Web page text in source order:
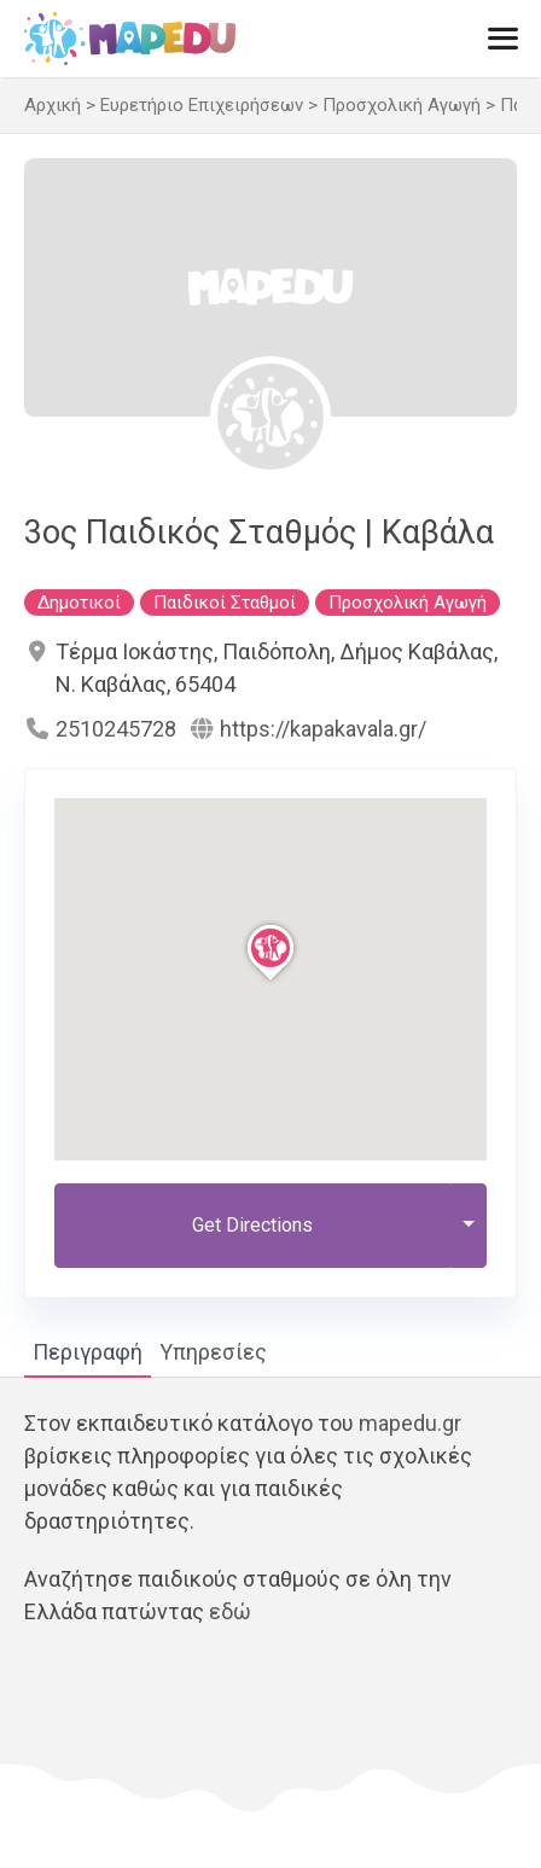
Μετάβαση
περιεχόμενο
Αρχική > Ευρετήριο Επιχειρήσεων > Προσχολική Αγωγή >
3ος Παιδικός Σταθμός | Καβάλα
Δημοτικοί Παιδικοί Σταθμοί Προσχολική Αγωγή
Τέρμα Ιοκάστης, Παιδόπολη, Δήμος Καβάλας,
Ν. Καβάλας, 65404
2510245728
https://kapakavala.gr/
Get Directions
Περιγραφή Υπηρεσίες
Στον εκπαιδευτικό κατάλογο του mapedu.gr
βρίσκεις πληροφορίες για όλες τις σχολικές
μονάδες καθώς και για παιδικές
δραστηριότητες.
Αναζήτησε παιδικούς σταθμούς σε όλη την
Ελλάδα πατώντας εδώ